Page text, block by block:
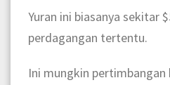
Yuran ini biasanya sekitar
perdagangan tertentu.
Ini mungkin